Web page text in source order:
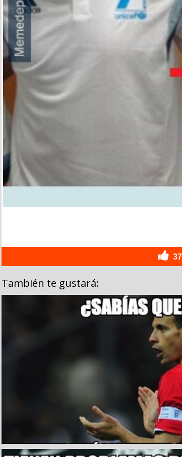
37
También te gustará: